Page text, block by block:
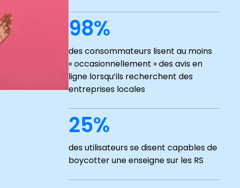
98%
des consommateurs lisent au moins
« occasionnellement » des avis en
ligne lorsqu’ils recherchent des
entreprises locales
25%
des utilisateurs se disent capables de
boycotter une enseigne sur les RS